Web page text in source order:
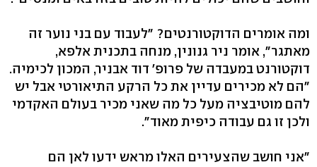
ומה אומרים הדוקטורנטים? "לעבוד עם בני נוער זה
מאתגר", אומר ניר גנונין, מנחה בתכנית אלפא,
דוקטורנט במעבדה של פרופ' דוד אבניר, המכון לכימיה.
"הם לא מכירים עדיין את כל הרקע התיאורטי אבל יש
להם מוטיבציה מעל כל מה שאני מכיר בעולם האקדמי
ולכן זו גם עבודה כיפית מאוד".
"אני חושב שהצעירים האלו מראש ידעו לאן הם